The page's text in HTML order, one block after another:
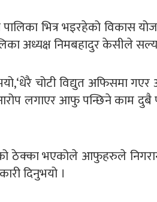
भित्र भइरहेको विकास
अध्यक्ष निमबहादुर केसीले
चोटी विद्युत अफिसमा
लगाएर आफु पन्छिने काम
ठेक्का भएकोले आफुहरुले
दिनुभयो ।